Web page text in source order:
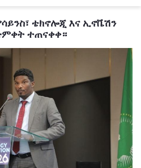
ቴክኖሎጂ እና ኢኖቬሽን
ተጠናቀቀ።